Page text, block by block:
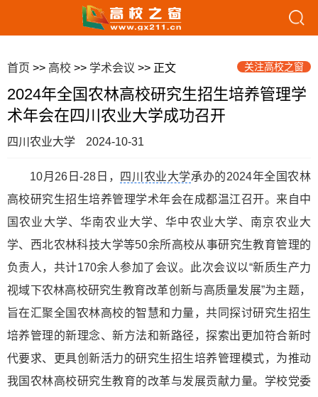
首页 >> 高校 >> 学术会议 >> 正文 关注高校之窗
2024年全国农林高校研究生招生培养管理学
术年会在四川农业大学成功召开
四川农业大学 2024-10-31
10月26日-28日， 四川农业大学承办的2024年全国农林
高校研究生招生培养管理学术年会在成都温江召开。来自中
国农业大学、华南农业大学、华中农业大学、南京农业大
学、西北农林科技大学等50余所高校从事研究生教育管理的
负责人，共计170余人参加了会议。此次会议以“新质生产力
视域下农林高校研究生教育改革创新与高质量发展”为主题，
旨在汇聚全国农林高校的智慧和力量，共同探讨研究生招生
培养管理的新理念、新方法和新路径，探索出更加符合新时
代要求、更具创新活力的研究生招生培养管理模式，为推动
我国农林高校研究生教育的改革与发展贡献力量。学校党委